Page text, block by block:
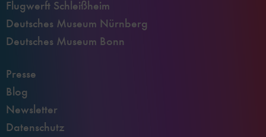
Flugwerft Schleißheim
Deutsches Museum Nürnberg
Deutsches Museum Bonn
Presse
Blog
Newsletter
Datenschutz